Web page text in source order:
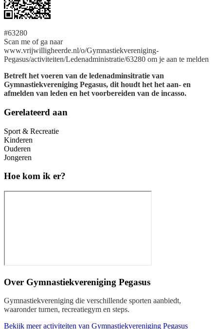
#63280
Scan me of ga naar
www.vrijwilligheerde.nl/o/Gymnastiekvereniging-
Pegasus/activiteiten/Ledenadministratie/63280 om je aan te melden
Betreft het voeren van de ledenadminsitratie van
Gymnastiekvereniging Pegasus, dit houdt het het aan- en
afmelden van leden en het voorbereiden van de incasso.
Gerelateerd aan
Sport & Recreatie
Kinderen
Ouderen
Jongeren
Hoe kom ik er?
Over Gymnastiekvereniging Pegasus
Gymnastiekvereniging die verschillende sporten aanbiedt,
waaronder turnen, recreatiegym en steps.
Bekijk meer activiteiten van Gymnastiekvereniging Pegasus